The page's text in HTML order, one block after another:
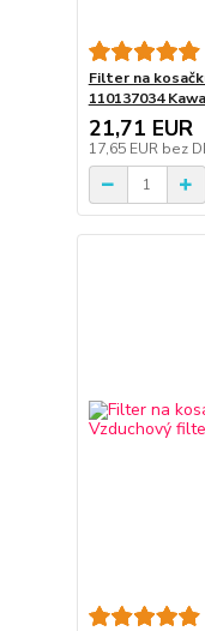
Filter na
110137034
21,71 EUR
17,65 EUR bez